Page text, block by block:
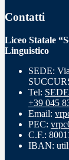
Contatti
Liceo Statale
Linguistico
SEDE:
Tel:
+39 045
Email:
PEC:
C.F.:
IBAN: